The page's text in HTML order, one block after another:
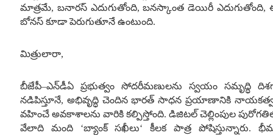
మాత్రమే, బనారస్ ఎదుగుతోంది,బనస్కాంత డెయిరీ ఎదుగుతోంది,
బోనస్ కూడా పెరుగుతూనే ఉంటుంది.
మిత్రులారా,
బీజేపీ–ఎన్‌డీఏ ప్రభుత్వం సోదరీమణులను స్వయం సమృద్ధి
నడిపిస్తూనే, అభివృద్ధి చెందిన భారత్ సాధన ప్రయాణానికి
వహించే అవకాశాలను వారికి కల్పిస్తోంది. డిజిటల్ చెల్లింపుల
వేలాది మంది ‘బ్యాంక్ సఖీలు‘కీలక పాత్ర పోషిస్తున్నారు.